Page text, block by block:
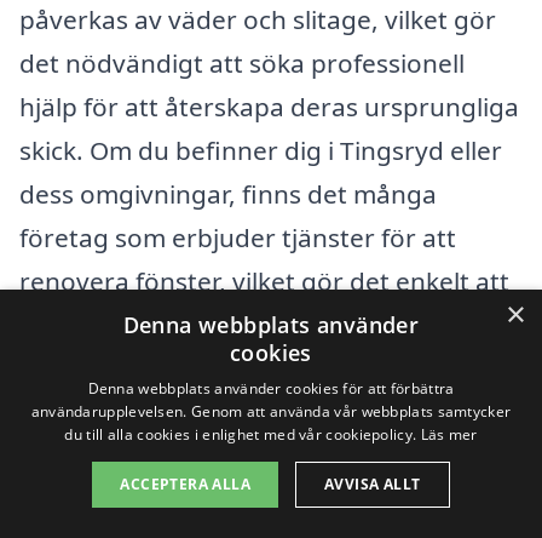
påverkas av väder och slitage, vilket gör
det nödvändigt att söka professionell
hjälp för att återskapa deras ursprungliga
skick. Om du befinner dig i Tingsryd eller
dess omgivningar, finns det många
företag som erbjuder tjänster för att
renovera fönster, vilket gör det enkelt att
hitta rätt hjälp.
För att underlätta din sökning har vi
samlat information om hur du kan få hjälp
med renovering av fönster i närliggande
×
Denna webbplats använder
cookies
Denna webbplats använder cookies för att förbättra
användarupplevelsen. Genom att använda vår webbplats samtycker
du till alla cookies i enlighet med vår cookiepolicy. Läs mer
ACCEPTERA ALLA AVVISA ALLT